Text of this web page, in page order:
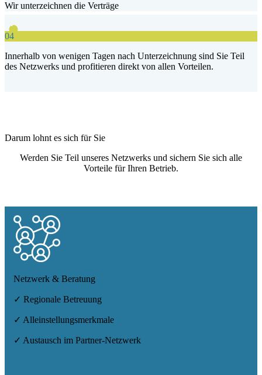
Wir unterzeichnen die Verträge
04
Innerhalb von wenigen Tagen nach Unterzeichnung sind Sie Teil
des Netzwerks und profitieren direkt von allen Vorteilen.
Darum lohnt es sich für Sie
Werden Sie Teil unseres Netzwerks und sichern Sie sich alle
Vorteile für Ihren Betrieb.
Netzwerk & Beratung
✓ Regionale Betreuung
✓ Alleinstellungsmerkmale
✓ Austausch im Partner-Netzwerk